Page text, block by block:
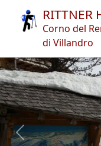
Itinerari
Autori
Novità
Italia Südtirol
Rittner Horn
RITTNER
Corno del
di Villandro
Previous